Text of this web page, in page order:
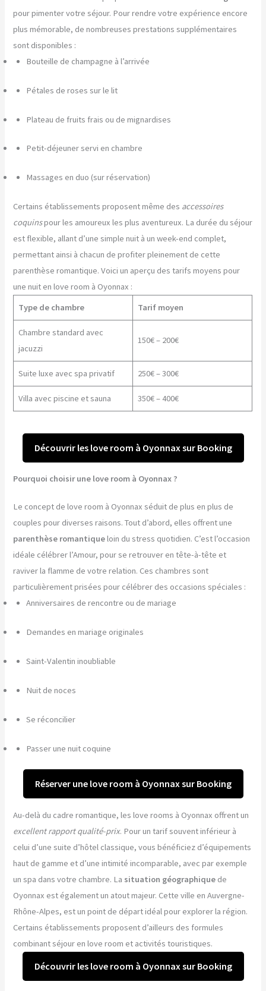
pour pimenter votre séjour. Pour rendre votre expérience encore
plus mémorable, de nombreuses prestations supplémentaires
sont disponibles :
Bouteille de champagne à l’arrivée
Pétales de roses sur le lit
Plateau de fruits frais ou de mignardises
Petit-déjeuner servi en chambre
Massages en duo (sur réservation)
Certains établissements proposent même des accessoires
coquinspour les amoureux les plus aventureux. La durée du séjour
est flexible, allant d’une simple nuit à un week-end complet,
permettant ainsi à chacun de profiter pleinement de cette
parenthèse romantique. Voici un aperçu des tarifs moyens pour
une nuit en love room à Oyonnax :
Type de chambre
Tarif moyen
Chambre standard avec
jacuzzi
150€ – 200€
Suite luxe avec spa privatif 250€ – 300€
Villa avec piscine et sauna 350€ – 400€
Découvrir les love room à Oyonnax sur Booking
Pourquoi choisir une love room à Oyonnax ?
Le concept de love room à Oyonnax séduit de plus en plus de
couples pour diverses raisons. Tout d’abord, elles offrent une
parenthèse romantiqueloin du stress quotidien. C’est l’occasion
idéale célébrer l’Amour, pour se retrouver en tête-à-tête et
raviver la flamme de votre relation. Ces chambres sont
particulièrement prisées pour célébrer des occasions spéciales :
Anniversaires de rencontre ou de mariage
Demandes en mariage originales
Saint-Valentin inoubliable
Nuit de noces
Se réconcilier
Passer une nuit coquine
Réserver une love room à Oyonnax sur Booking
Au-delà du cadre romantique, les love rooms à Oyonnax offrent un
excellent rapport qualité-prix. Pour un tarif souvent inférieur à
celui d’une suite d’hôtel classique, vous bénéficiez d’équipements
haut de gamme et d’une intimité incomparable, avec par exemple
un spa dans votre chambre. La situation géographique de
Oyonnax est également un atout majeur. Cette ville en Auvergne-
Rhône-Alpes, est un point de départ idéal pour explorer la région.
Certains établissements proposent d’ailleurs des formules
combinant séjour en love room et activités touristiques.
Découvrir les love room à Oyonnax sur Booking